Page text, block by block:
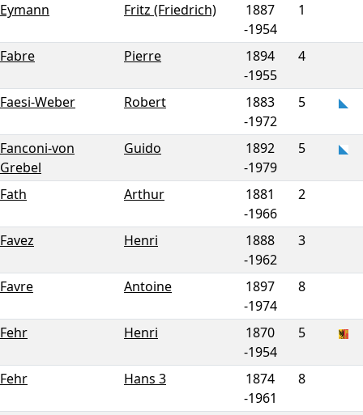
Eymann Fritz (Friedrich)
1887
-1954
1
Fabre Pierre
1894
-1955
4
Faesi-Weber Robert
1883
-1972
5
Fanconi-von
Grebel
Guido
1892
-1979
5
Fath Arthur
1881
-1966
2
Favez Henri
1888
-1962
3
Favre Antoine
1897
-1974
8
Fehr Henri
1870
-1954
5
Fehr Hans 3
1874
-1961
8